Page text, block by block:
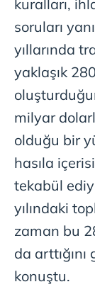
kuralları,
soruları
yıllarında
yaklaşık
milyar
olduğu bir
hasıla
tekabül
yılındaki
zaman bu
da
konuştu.